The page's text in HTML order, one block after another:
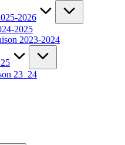
2026
2025
2023-2024
23_24